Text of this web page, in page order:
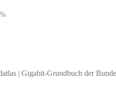
| Gigabit-Grundbuch der